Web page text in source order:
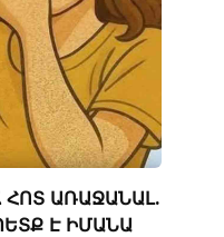
ՀՈՏ ԱՌԱՋԱՆԱԼ.
Է ԻՄԱՆԱ